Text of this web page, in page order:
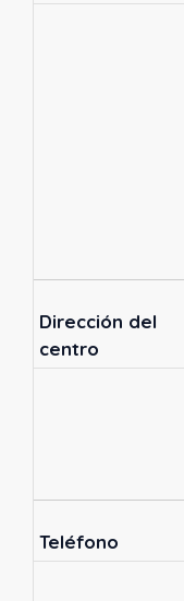
Dirección del
centro
Teléfono